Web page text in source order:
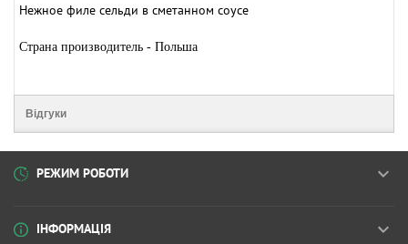
Нежное филе сельди в сметанном соусе
Страна производитель - Польша
Відгуки
РЕЖИМ РОБОТИ
ІНФОРМАЦІЯ